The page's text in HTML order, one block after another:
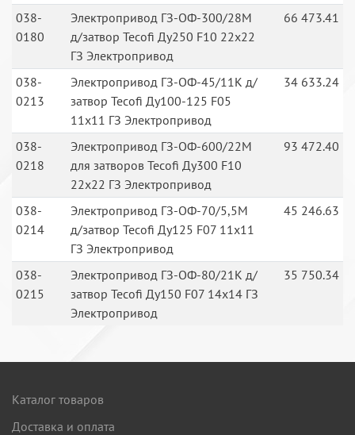
038-
0180
Электропривод ГЗ-ОФ-300/28М
д/затвор Tecofi Ду250 F10 22х22
ГЗ Электропривод
66 473.41
038-
0213
Электропривод ГЗ-ОФ-45/11К д/
затвор Tecofi Ду100-125 F05
11х11 ГЗ Электропривод
34 633.24
038-
0218
Электропривод ГЗ-ОФ-600/22M
для затворов Tecofi Ду300 F10
22х22 ГЗ Электропривод
93 472.40
038-
0214
Электропривод ГЗ-ОФ-70/5,5М
д/затвор Tecofi Ду125 F07 11x11
ГЗ Электропривод
45 246.63
038-
0215
Электропривод ГЗ-ОФ-80/21К д/
затвор Tecofi Ду150 F07 14x14 ГЗ
Электропривод
35 750.34
Каталог товаров
Доставка и оплата